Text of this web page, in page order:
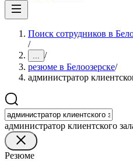
Поиск сотрудников в
/
... /
резюме в Белоозерске/
администратор
администратор клиентского
Резюме